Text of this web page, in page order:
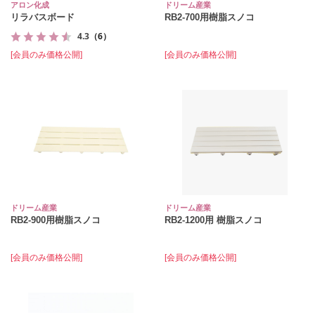
アロン化成
リラバスボード
4.3 （6）
[会員のみ価格公開]
ドリーム産業
RB2-700用樹脂スノコ
[会員のみ価格公開]
ドリーム産業
RB2-900用樹脂スノコ
[会員のみ価格公開]
ドリーム産業
RB2-1200用 樹脂スノコ
[会員のみ価格公開]